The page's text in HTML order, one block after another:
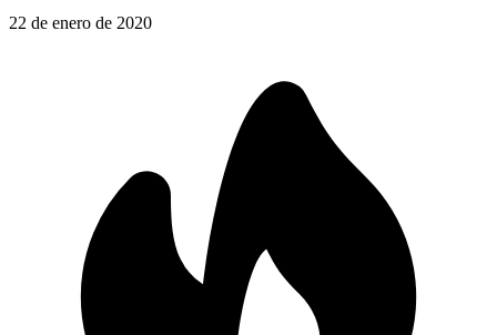
22 de enero de 2020